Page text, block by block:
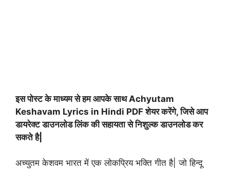
इस पोस्ट के माध्यम से हम आपके साथ Achyutam
Keshavam Lyrics in Hindi PDF शेयर करेंगे, जिसे आप
डायरेक्ट डाउनलोड लिंक की सहायता से निशुल्क डाउनलोड कर
सकते है|
अच्युतम केशवम भारत में एक लोकप्रिय भक्ति गीत है| जो हिन्दू